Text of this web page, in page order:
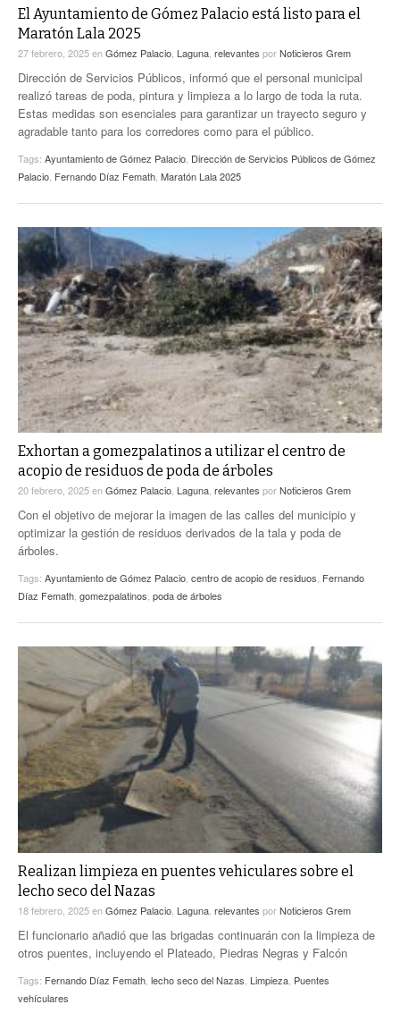
El Ayuntamiento de Gómez Palacio está listo para el
Maratón Lala 2025
27 febrero, 2025enGómez Palacio Laguna relevantes porNoticieros Grem
Dirección de Servicios Públicos, informó que el personal municipal
realizó tareas de poda, pintura y limpieza a lo largo de toda la ruta.
Estas medidas son esenciales para garantizar un trayecto seguro y
agradable tanto para los corredores como para el público.
Tags: Ayuntamiento de Gómez Palacio Dirección de Servicios Públicos de Gómez
Palacio Fernando Díaz Femath Maratón Lala 2025
Exhortan a gomezpalatinos a utilizar el centro de
acopio de residuos de poda de árboles
20 febrero, 2025enGómez Palacio, Laguna, relevantes porNoticieros Grem
Con el objetivo de mejorar la imagen de las calles del municipio y
optimizar la gestión de residuos derivados de la tala y poda de
árboles.
Tags: Ayuntamiento de Gómez Palacio, centro de acopio de residuos, Fernando
Díaz Femath, gomezpalatinos, poda de árboles
Realizan limpieza en puentes vehiculares sobre el
lecho seco del Nazas
18 febrero, 2025enGómez Palacio Laguna relevantes porNoticieros Grem
El funcionario añadió que las brigadas continuarán con la limpieza de
otros puentes, incluyendo el Plateado, Piedras Negras y Falcón
Tags: Fernando Díaz Femath lecho seco del Nazas Limpieza Puentes
vehículares